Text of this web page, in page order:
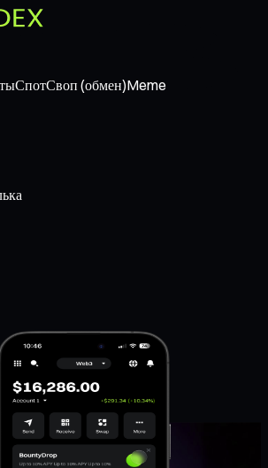
СпотСвоп (обмен)Meme